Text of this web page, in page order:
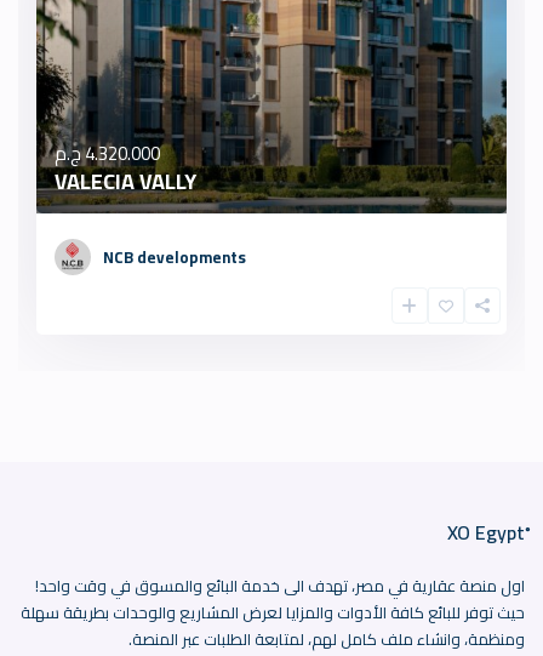
4.320.000 ج.م
VALECIA VALLY
NCB developments
اول منصة عقارية في مصر، تهدف الى خدمة البائع والمسوق في وقت واحد!
حيث توفر للبائع كافة الأدوات والمزايا لعرض المشاريع والوحدات بطريقة سهلة
ومنظمة، وانشاء ملف كامل لهم، لمتابعة الطلبات عبر المنصة.